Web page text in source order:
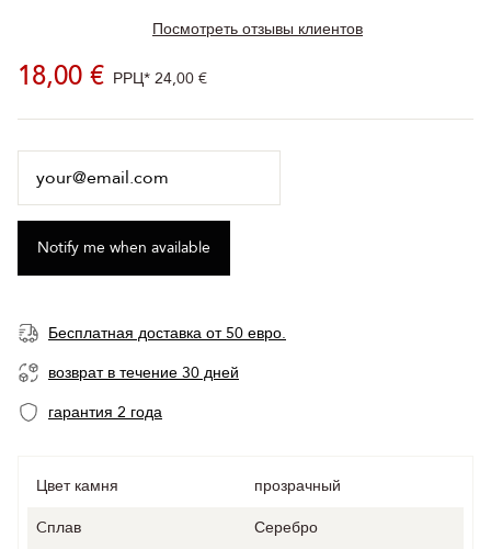
Посмотреть отзывы клиентов
18,00 € РРЦ* 24,00 €
Бесплатная доставка от 50 евро.
возврат в течение 30 дней
гарантия 2 года
Цвет камня
прозрачный
Cплав
Серебро